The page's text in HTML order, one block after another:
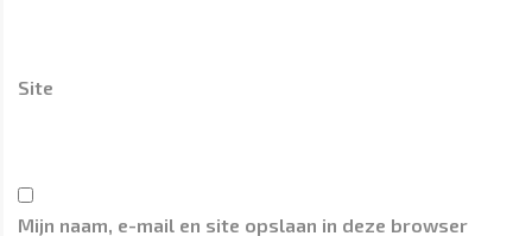
Site
Mijn naam, e-mail en site opslaan in deze browser